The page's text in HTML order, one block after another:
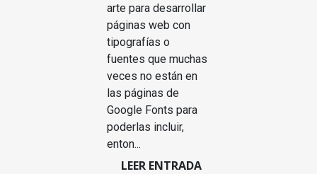
arte para desarrollar
páginas web con
tipografías o
fuentes que muchas
veces no están en
las páginas de
Google Fonts para
poderlas incluir,
enton...
LEER ENTRADA